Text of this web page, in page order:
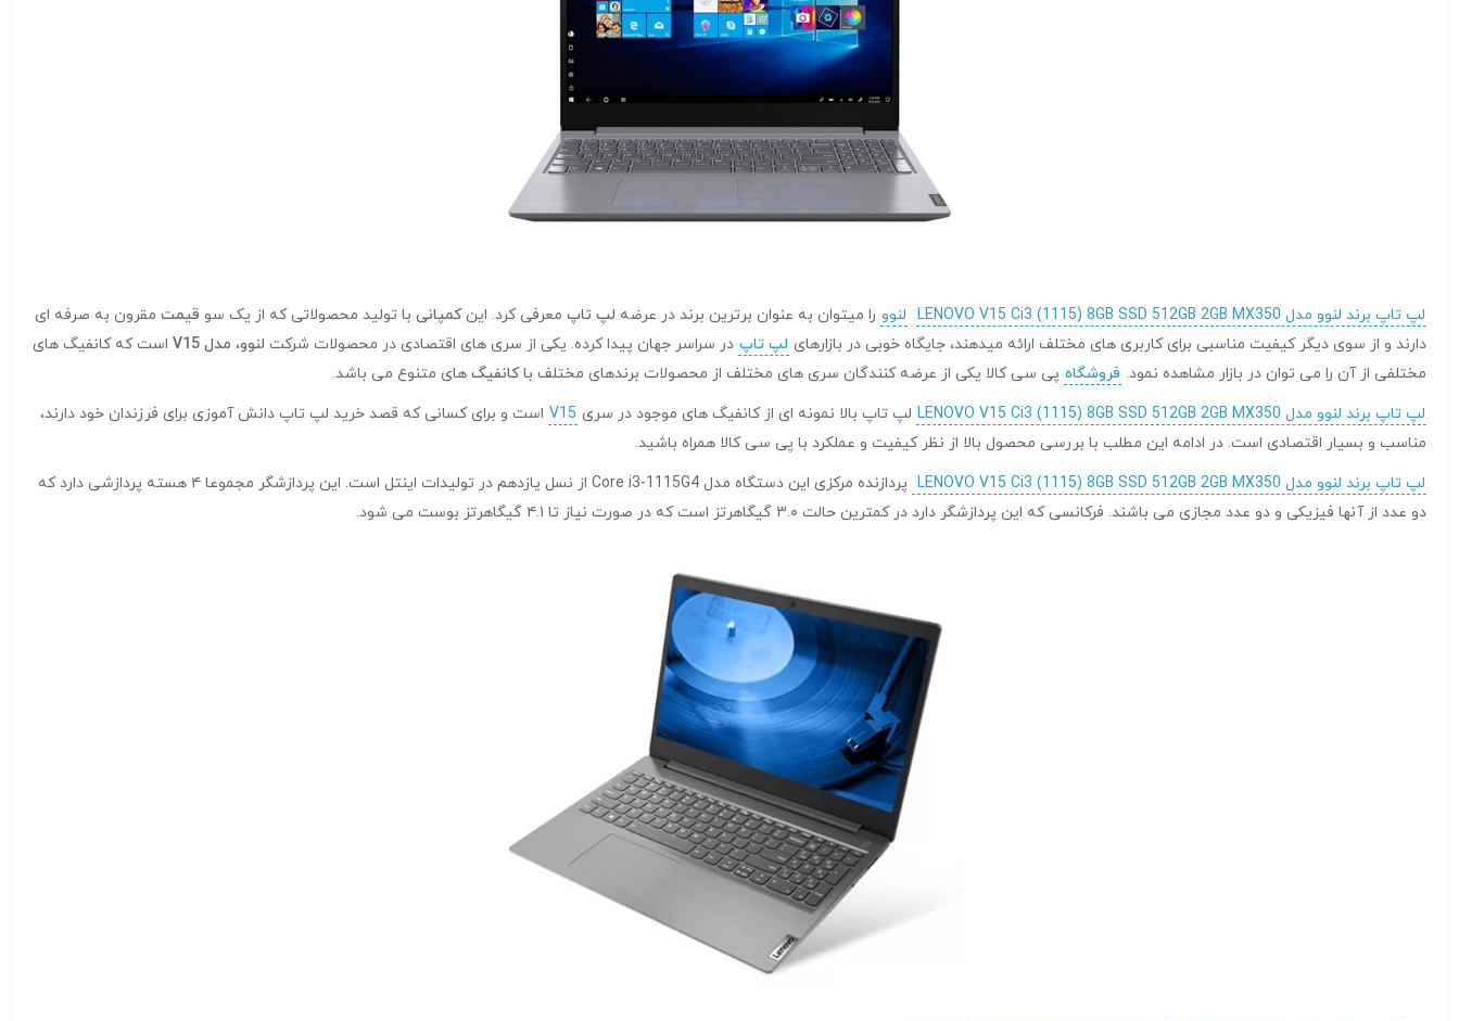
لپ تاپ برند لنوو مدل LENOVO V15 Ci3 (1115) 8GB SSD 512GB 2GB MX350 لنوو را میتوان به عنوان برترین برند در عرضه لپ تاپ معرفی کرد. اینکمپانی با تولید محصولاتی که از یک سو قیمت مقرون به صرفه ای
دارند و از سوی دیگر کیفیت مناسبی برای کاربری های مختلف ارائه میدهند، جایگاه خوبی در بازارهای لپ تاپ در سراسر جهان پیدا کرده. یکی از سری های اقتصادی در محصولات شرکت لنوو، مدل V15
است که کانفیگ های
مختلفی از آن را می توان در بازار مشاهده نمود. فروشگاه پی سی کالا یکی از عرضه کنندگان سری های مختلف از محصولات برندهای مختلف باکانفیگ های متنوع می باشد.
لپ تاپ برند لنوو مدل LENOVO V15 Ci3 (1115) 8GB SSD 512GB 2GB MX350
لپ تاپ بالا نمونه ای از کانفیگ های موجود در سری V15 است و برای کسانی که قصد خرید لپ تاپ دانش آموزی برای فرزندان خود دارند،
مناسب و بسیار اقتصادی است. در ادامه این مطلب با بررسی محصول بالا از نظر کیفیت و عملکرد با پی سی کالا همراه باشید.
لپ تاپ برند لنوو مدل LENOVO V15 Ci3 (1115) 8GB SSD 512GB 2GB MX350
پردازنده مرکزی این دستگاه مدل Core i3-1115G4 از نسل یازدهم در تولیدات اینتل است. این پردازشگر مجموعا ۴ هسته پردازشی دارد که
دو عدد از آنها فیزیکی و دو عدد مجازی می باشند. فرکانسی که این پردازشگر دارد در کمترین حالت ۳.۰ گیگاهرتز است که در صورت نیاز تا ۴.۱ گیگاهرتز بوست می شود.